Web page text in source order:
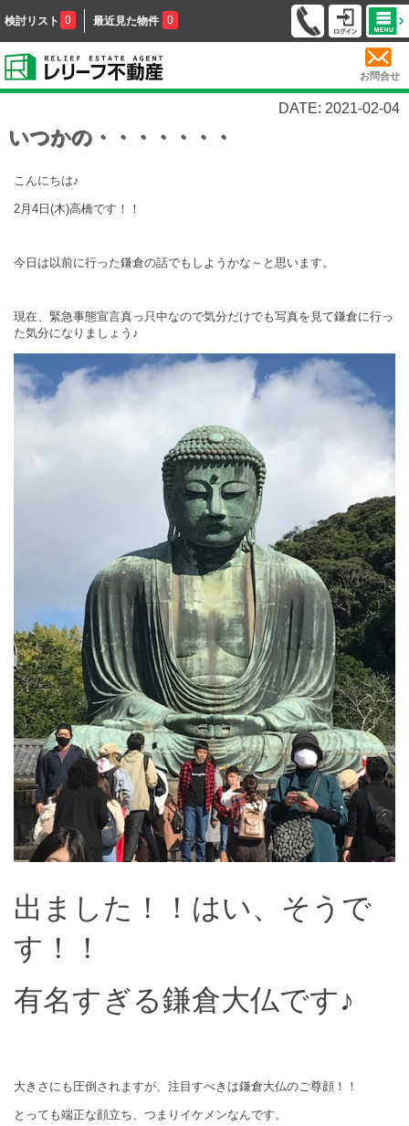
検討リスト 0 最近見た物件 0
お問合せ
DATE: 2021-02-04
いつかの・・・・・・・
こんにちは♪
2月4日(木)高橋です！！
今日は以前に行った鎌倉の話でもしようかな～と思います。
現在、緊急事態宣言真っ只中なので気分だけでも写真を見て鎌倉に行っ
た気分になりましょう♪
出ました！！ はい、そうで
す！！
有名すぎる鎌倉大仏です♪
大きさにも圧倒されますが、注目すべきは鎌倉大仏のご尊顔！！
とっても端正な顔立ち、つまりイケメンなんです。